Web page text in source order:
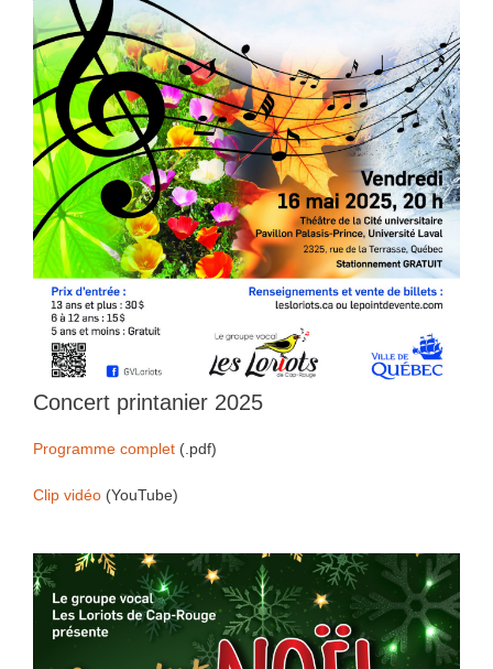
Concert printanier 2025
Programme complet (.pdf)
Clip vidéo (YouTube)